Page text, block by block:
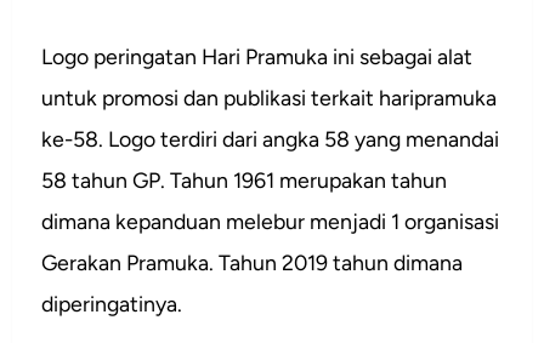
Logo peringatan Hari Pramuka ini sebagai alat
untuk promosi dan publikasi terkait haripramuka
ke-58. Logo terdiri dari angka 58 yang menandai
58 tahun GP. Tahun 1961 merupakan tahun
dimana kepanduan melebur menjadi 1 organisasi
Gerakan Pramuka. Tahun 2019 tahun dimana
diperingatinya.